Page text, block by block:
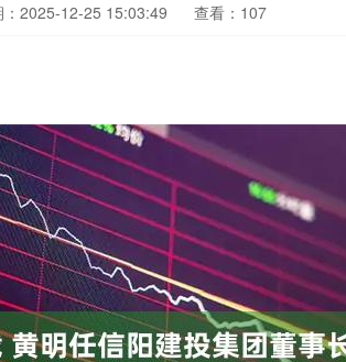
：2025-12-25 15:03:49 查看：107